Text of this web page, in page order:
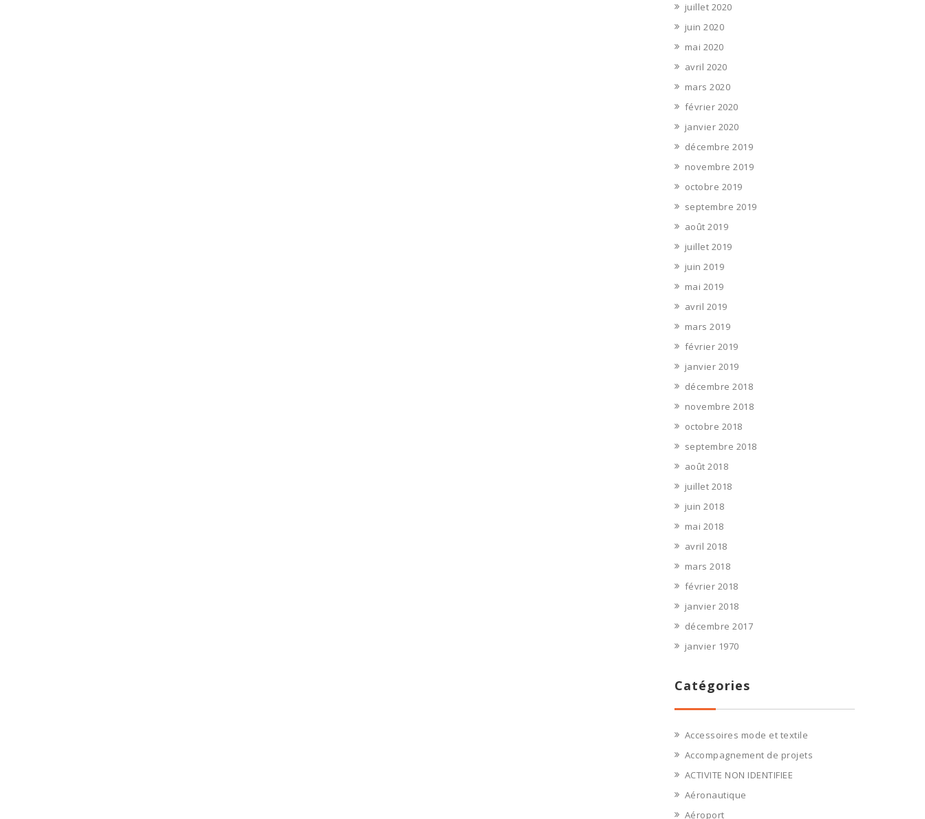
juillet 2020
juin 2020
mai 2020
avril 2020
mars 2020
février 2020
janvier 2020
décembre 2019
novembre 2019
octobre 2019
septembre 2019
août 2019
juillet 2019
juin 2019
mai 2019
avril 2019
mars 2019
février 2019
janvier 2019
décembre 2018
novembre 2018
octobre 2018
septembre 2018
août 2018
juillet 2018
juin 2018
mai 2018
avril 2018
mars 2018
février 2018
janvier 2018
décembre 2017
janvier 1970
Catégories
Accessoires mode et textile
Accompagnement de projets
ACTIVITE NON IDENTIFIEE
Aéronautique
Aéroport